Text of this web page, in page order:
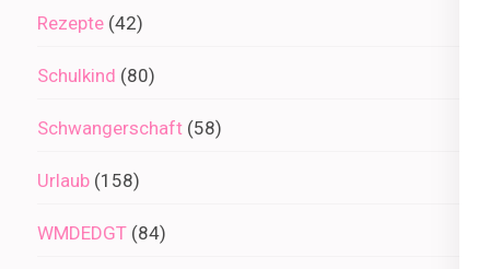
Rezepte (42)
Schulkind (80)
Schwangerschaft (58)
Urlaub (158)
WMDEDGT (84)